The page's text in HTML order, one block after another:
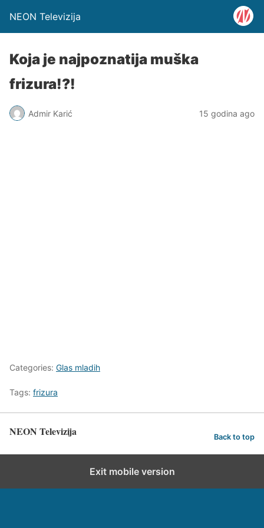
NEON Televizija
Koja je najpoznatija muška
frizura!?!
Admir Karić 15 godina ago
Categories: Glas mladih
Tags: frizura
NEON Televizija Back to top
Exit mobile version